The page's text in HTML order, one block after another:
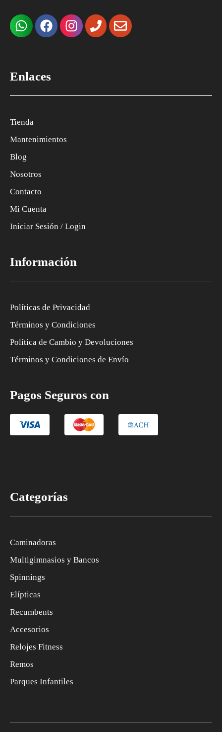
Enlaces
Tienda
Mantenimientos
Blog
Nosotros
Contacto
Mi Cuenta
Iniciar Sesión / Login
Información
Políticas de Privacidad
Términos y Condiciones
Política de Cambio y Devoluciones
Términos y Condiciones de Envío
Pagos Seguros con
Categorías
Caminadoras
Multigimnasios y Bancos
Spinnings
Elípticas
Recumbents
Accesorios
Relojes Fitness
Remos
Parques Infantiles